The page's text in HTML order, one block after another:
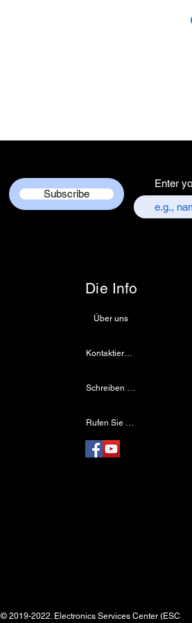
Subscribe
Enter
Die Info
Über uns
Kontaktiere uns
Schreiben Sie uns eine E-Mail
Rufen Sie uns an
© 2019-2022. Electronics Services Center (ESC